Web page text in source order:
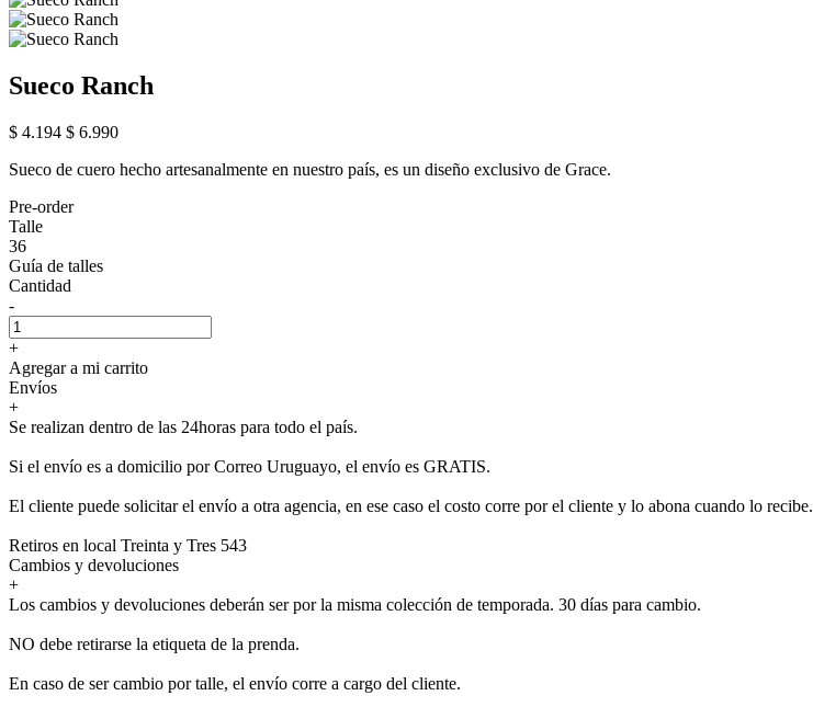
Sueco Ranch
$ 4.194 $ 6.990
Sueco de cuero hecho artesanalmente en nuestro país, es un diseño exclusivo de Grace.
Pre-order
Talle
36
Guía de talles
Cantidad
-
+
Agregar a mi carrito
Envíos
+
Se realizan dentro de las 24horas para todo el país.
Si el envío es a domicilio por Correo Uruguayo, el envío es GRATIS.
El cliente puede solicitar el envío a otra agencia, en ese caso el costo corre por el cliente y lo abona cuando lo recibe.
Retiros en local Treinta y Tres 543
Cambios y devoluciones
+
Los cambios y devoluciones deberán ser por la misma colección de temporada. 30 días para cambio.
NO debe retirarse la etiqueta de la prenda.
En caso de ser cambio por talle, el envío corre a cargo del cliente.